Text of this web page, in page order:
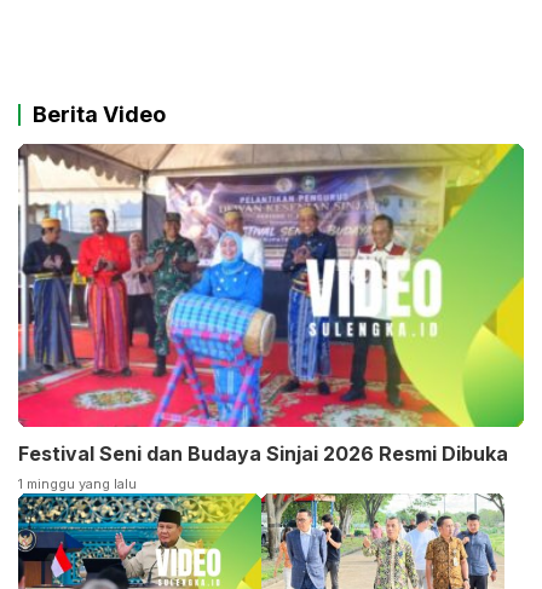
Berita Video
Festival Seni dan Budaya Sinjai 2026 Resmi Dibuka
1 minggu yang lalu